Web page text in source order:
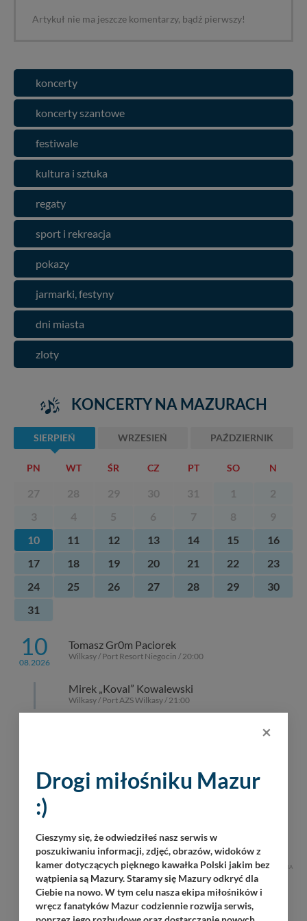
Artykuł nie ma jeszcze komentarzy, bądź pierwszy!
koncerty
koncerty szantowe
festiwale
kultura i sztuka
regaty
sport i rekreacja
pokazy
jarmarki, festyny
dni miasta
zloty
KONCERTY NA MAZURACH
SIERPIEŃ WRZESIEŃ PAŹDZIERNIK
PN WT ŚR CZ PT SO N
27 28 29 30 31 1
2
3
4 5 6 7 8
9
10
11 12 13 14 15
16
17
18 19 20 21 22
23
24
25 26 27 28 29
30
31
10
08.2026
Tomasz Gr0m Paciorek
Wilkasy / Port Resort Niegocin / 20:00
Mirek „Koval” Kowalewski
Wilkasy / Port AZS Wilkasy / 21:00
KRiSU Krzysztof Bańka
Ogonki / Port Ognisty Ptak / 20:30
Kietlice / Stanica Wodna Kietlice / 21:00
REKLAMA
×
Drogi miłośniku Mazur
:)
Cieszymy się, że odwiedziłeś nasz serwis w
poszukiwaniu informacji, zdjęć, obrazów, widoków z
kamer dotyczących pięknego kawałka Polski jakim bez
wątpienia są Mazury. Staramy się Mazury odkryć dla
Ciebie na nowo. W tym celu nasza ekipa miłośników i
wręcz fanatyków Mazur codziennie rozwija serwis,